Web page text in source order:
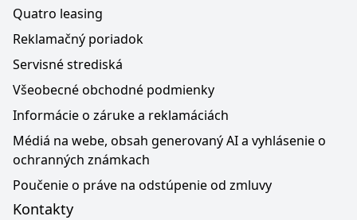
Quatro leasing
Reklamačný poriadok
Servisné strediská
Všeobecné obchodné podmienky
Informácie o záruke a reklamáciách
Médiá na webe, obsah generovaný AI a vyhlásenie o
ochranných známkach
Poučenie o práve na odstúpenie od zmluvy
Kontakty